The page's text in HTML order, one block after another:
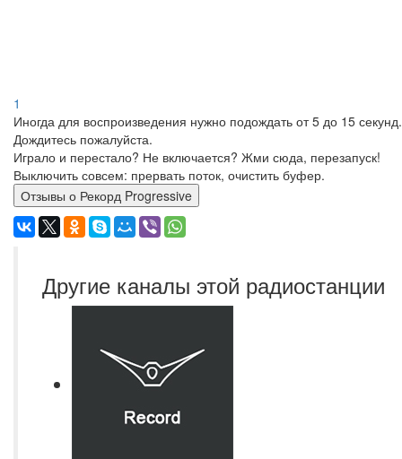
1
Иногда для воспроизведения нужно подождать от 5 до 15 секунд.
Дождитесь пожалуйста.
Играло и перестало? Не включается? Жми сюда, перезапуск!
Выключить совсем: прервать поток, очистить буфер.
Отзывы о Рекорд Progressive
Другие каналы этой радиостанции